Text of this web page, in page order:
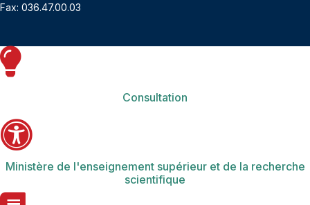
Fax: 036.47.00.03
Consultation
Ministère de l'enseignement supérieur et de la recherche
scientifique